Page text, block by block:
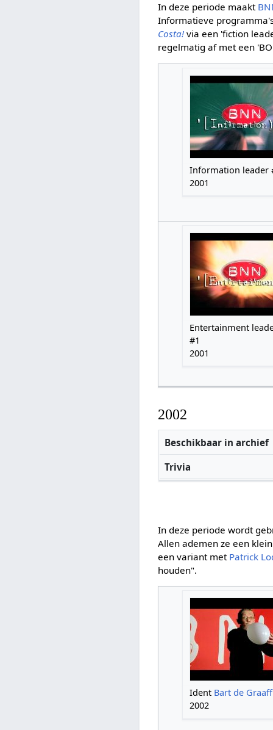
In deze periode maakt
Informatieve
Costa! via een 'fiction
regelmatig af met een
Information leader
2001
Entertainment
#1
2001
2002
Beschikbaar in archief
Trivia
In deze periode wordt
Allen ademen ze een
een variant met Patrick
houden".
Ident Bart de Graaff
2002